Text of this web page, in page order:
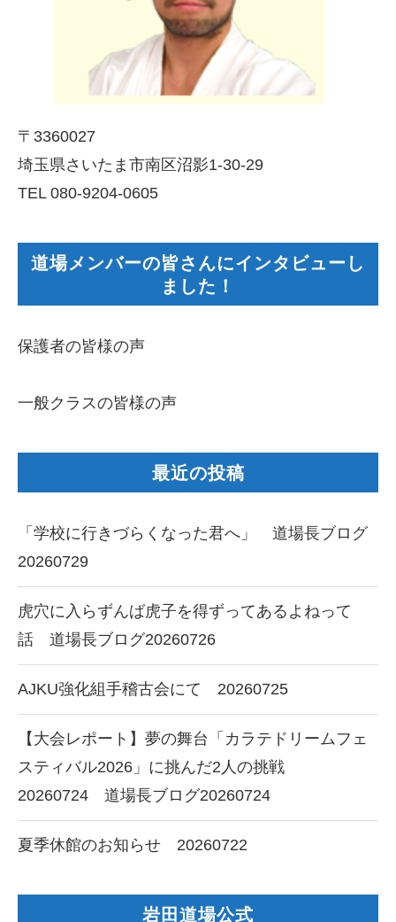
〒3360027
埼玉県さいたま市南区沼影1-30-29
TEL 080-9204-0605
道場メンバーの皆さんにインタビューし
ました！
保護者の皆様の声
一般クラスの皆様の声
最近の投稿
「学校に行きづらくなった君へ」 道場長ブログ
20260729
虎穴に入らずんば虎子を得ずってあるよねって
話 道場長ブログ20260726
AJKU強化組手稽古会にて 20260725
【大会レポート】夢の舞台「カラテドリームフェ
スティバル2026」に挑んだ2人の挑戦
20260724 道場長ブログ20260724
夏季休館のお知らせ 20260722
岩田道場公式